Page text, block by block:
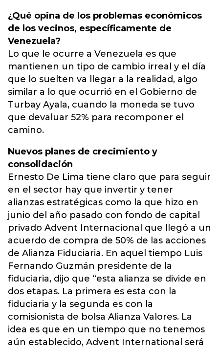
¿Qué opina de los problemas económicos
de los vecinos, específicamente de
Venezuela?
Lo que le ocurre a Venezuela es que
mantienen un tipo de cambio irreal y el día
que lo suelten va llegar a la realidad, algo
similar a lo que ocurrió en el Gobierno de
Turbay Ayala, cuando la moneda se tuvo
que devaluar 52% para recomponer el
camino.
Nuevos planes de crecimiento y
consolidación
Ernesto De Lima tiene claro que para seguir
en el sector hay que invertir y tener
alianzas estratégicas como la que hizo en
junio del año pasado con fondo de capital
privado Advent Internacional que llegó a un
acuerdo de compra de 50% de las acciones
de Alianza Fiduciaria. En aquel tiempo Luis
Fernando Guzmán presidente de la
fiduciaria, dijo que “esta alianza se divide en
dos etapas. La primera es esta con la
fiduciaria y la segunda es con la
comisionista de bolsa Alianza Valores. La
idea es que en un tiempo que no tenemos
aún establecido, Advent International será